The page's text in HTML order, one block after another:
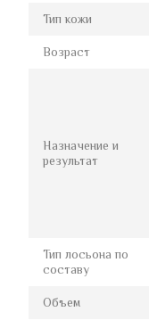
Тип кожи
Возраст
Назначение и
результат
Тип лосьона по
составу
Объем